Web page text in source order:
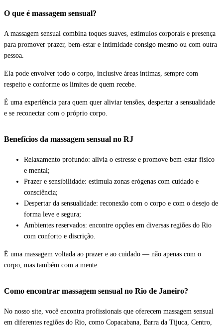
O que é massagem sensual?
A massagem sensual combina toques suaves, estímulos corporais e presença
para promover prazer, bem-estar e intimidade consigo mesmo ou com outra
pessoa.
Ela pode envolver todo o corpo, inclusive áreas íntimas, sempre com
respeito e conforme os limites de quem recebe.
É uma experiência para quem quer aliviar tensões, despertar a sensualidade
e se reconectar com o próprio corpo.
Benefícios da massagem sensual no RJ
Relaxamento profundo: alivia o estresse e promove bem-estar físico
e mental;
Prazer e sensibilidade: estimula zonas erógenas com cuidado e
consciência;
Despertar da sensualidade: reconexão com o corpo e com o desejo de
forma leve e segura;
Ambientes reservados: encontre opções em diversas regiões do Rio
com conforto e discrição.
É uma massagem voltada ao prazer e ao cuidado — não apenas com o
corpo, mas também com a mente.
Como encontrar massagem sensual no Rio de Janeiro?
No nosso site, você encontra profissionais que oferecem massagem sensual
em diferentes regiões do Rio, como Copacabana, Barra da Tijuca, Centro,